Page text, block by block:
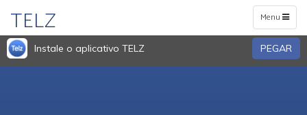
Toggle
navigation
Menu
TELZ
Instale o aplicativo TELZ PEGAR